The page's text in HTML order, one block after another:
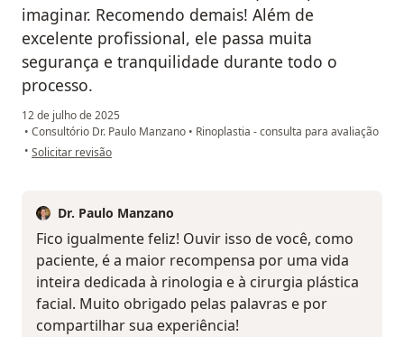
imaginar. Recomendo demais! Além de
excelente profissional, ele passa muita
segurança e tranquilidade durante todo o
processo.
12 de julho de 2025
• Consultório Dr. Paulo Manzano • Rinoplastia - consulta para avaliação
• na opinião do utilizador Amanda Avelar
Solicitar revisão
Dr. Paulo Manzano
Fico igualmente feliz! Ouvir isso de você, como
paciente, é a maior recompensa por uma vida
inteira dedicada à rinologia e à cirurgia plástica
facial. Muito obrigado pelas palavras e por
compartilhar sua experiência!